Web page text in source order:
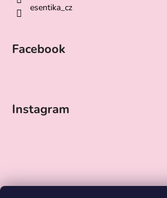
esentika_cz
Facebook
Instagram